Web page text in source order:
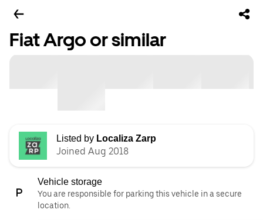
Fiat Argo or similar
Listed by Localiza Zarp
Joined Aug 2018
Vehicle storage
You are responsible for parking this vehicle in a secure
location.